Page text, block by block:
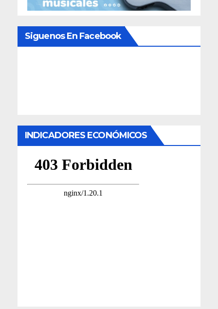
Siguenos En Facebook
INDICADORES ECONÓMICOS